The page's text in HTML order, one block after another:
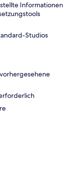
Informationen
Studios